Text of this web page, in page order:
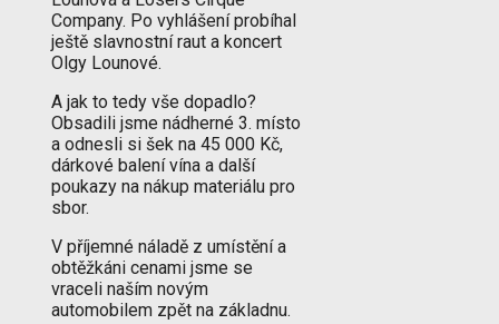
Company. Po vyhlášení probíhal
ještě slavnostní raut a koncert
Olgy Lounové.
A jak to tedy vše dopadlo?
Obsadili jsme nádherné 3. místo
a odnesli si šek na 45 000 Kč,
dárkové balení vína a další
poukazy na nákup materiálu pro
sbor.
V příjemné náladě z umístění a
obtěžkáni cenami jsme se
vraceli naším novým
automobilem zpět na základnu.